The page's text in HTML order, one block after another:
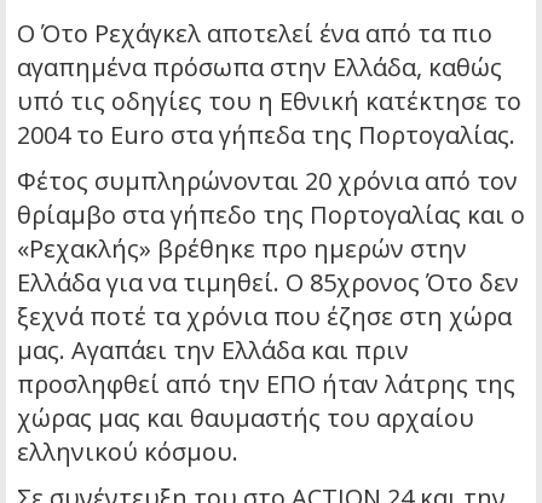
Ο Ότο Ρεχάγκελ αποτελεί ένα από τα πιο
αγαπημένα πρόσωπα στην Ελλάδα, καθώς
υπό τις οδηγίες του η Εθνική κατέκτησε το
2004 το Euro στα γήπεδα της Πορτογαλίας.
Φέτος συμπληρώνονται 20 χρόνια από τον
θρίαμβο στα γήπεδο της Πορτογαλίας και ο
«Ρεχακλής» βρέθηκε προ ημερών στην
Ελλάδα για να τιμηθεί. Ο 85χρονος Ότο δεν
ξεχνά ποτέ τα χρόνια που έζησε στη χώρα
μας. Αγαπάει την Ελλάδα και πριν
προσληφθεί από την ΕΠΟ ήταν λάτρης της
χώρας μας και θαυμαστής του αρχαίου
ελληνικού κόσμου.